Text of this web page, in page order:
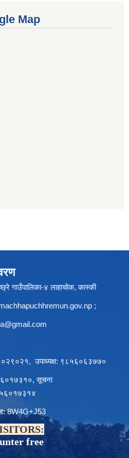
Map
गाउँपालिका-४ लाहाचोक, कास्की
;
उपाध्यक्ष: ९८५६०६३७७०
सूचना
8W4G+J53